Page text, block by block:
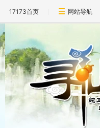
17173首页 网站导航